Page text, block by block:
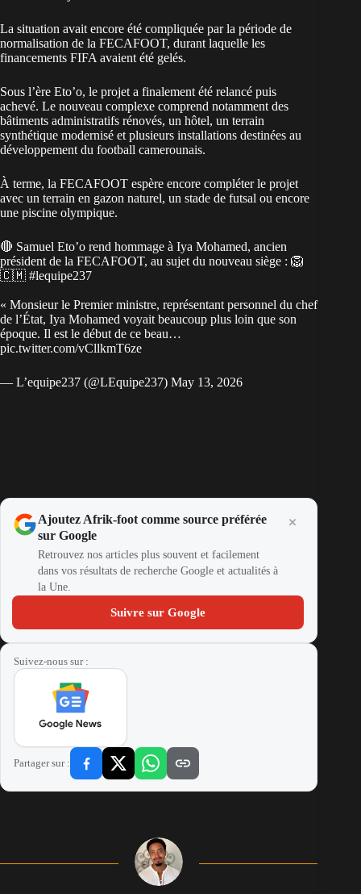
La situation avait encore été compliquée par la période de
normalisation de la FECAFOOT, durant laquelle les
financements FIFA avaient été gelés.
Sous l’ère Eto’o, le projet a finalement été relancé puis
achevé. Le nouveau complexe comprend notamment des
bâtiments administratifs rénovés, un hôtel, un terrain
synthétique modernisé et plusieurs installations destinées au
développement du football camerounais.
À terme, la FECAFOOT espère encore compléter le projet
avec un terrain en gazon naturel, un stade de futsal ou encore
une piscine olympique.
🔴 Samuel Eto’o rend hommage à Iya Mohamed, ancien
président de la FECAFOOT, au sujet du nouveau siège : 🦁
🇨🇲 #lequipe237
« Monsieur le Premier ministre, représentant personnel du chef
de l’État, Iya Mohamed voyait beaucoup plus loin que son
époque. Il est le début de ce beau…
pic.twitter.com/vCllkmT6ze
— L’equipe237 (@LEquipe237) May 13, 2026
Ajoutez Afrik-foot comme source préférée
sur Google
Retrouvez nos articles plus souvent et facilement
dans vos résultats de recherche Google et actualités à
la Une.
Suivre sur Google
Suivez-nous sur :
Partager sur :